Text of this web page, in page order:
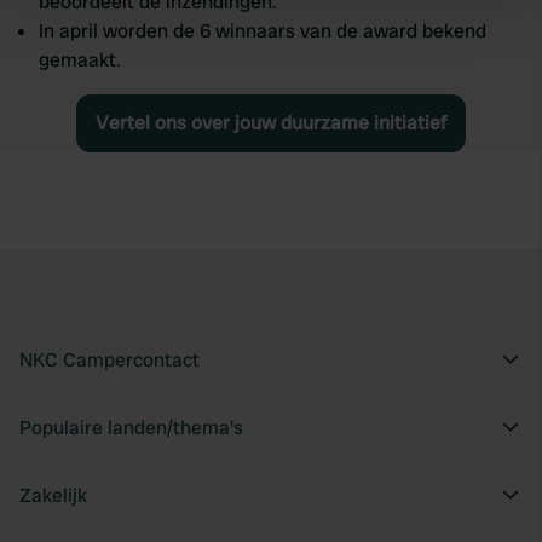
Find out more about how your personal data is processed
and set your preferences in the details section.
We use cookies to personalise content and ads, to
provide social media features and to analyse our traffic.
We also share information about your use of our site with
In april worden de 6 winnaars van de award bekend
gemaakt.
Vertel ons over jouw duurzame initiatief
NKC Campercontact
Populaire landen/thema's
Zakelijk